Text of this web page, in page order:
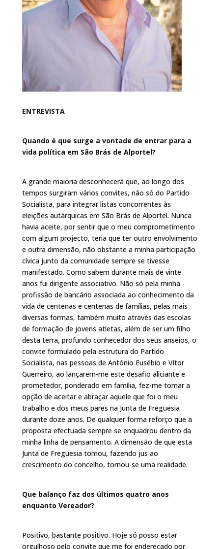
ENTREVISTA
Quando é que surge a vontade de entrar para a
vida política em São Brás de Alportel?
A grande maioria desconhecerá que, ao longo dos
tempos surgiram vários convites, não só do Partido
Socialista, para integrar listas concorrentes às
eleições autárquicas em São Brás de Alportel. Nunca
havia aceite, por sentir que o meu comprometimento
com algum projecto, teria que ter outro envolvimento
e outra dimensão, não obstante a minha participação
cívica junto da comunidade sempre se tivesse
manifestado. Como sabem durante mais de vinte
anos fui dirigente associativo. Não só pela minha
profissão de bancário associada ao conhecimento da
vida de centenas e centenas de famílias, pelas mais
diversas formas, também muito através das escolas
de formação de jovens atletas, além de ser um filho
desta terra, profundo conhecedor dos seus anseios, o
convite formulado pela estrutura do Partido
Socialista, nas pessoas de António Eusébio e Vítor
Guerreiro, ao lançarem-me este desafio aliciante e
prometedor, ponderado em família, fez-me tomar a
opção de aceitar e abraçar aquele que foi o meu
trabalho e dos meus pares na Junta de Freguesia
durante doze anos. De qualquer forma reforço que a
proposta efectuada sempre se enquadrou dentro da
minha linha de pensamento. A dimensão de que esta
Junta de Freguesia tomou, fazendo jus ao
crescimento do concelho, tornou-se uma realidade.
Que balanço faz dos últimos quatro anos
enquanto Vereador?
Positivo, bastante positivo. Hoje só posso estar
orgulhoso pelo convite que me foi endereçado por